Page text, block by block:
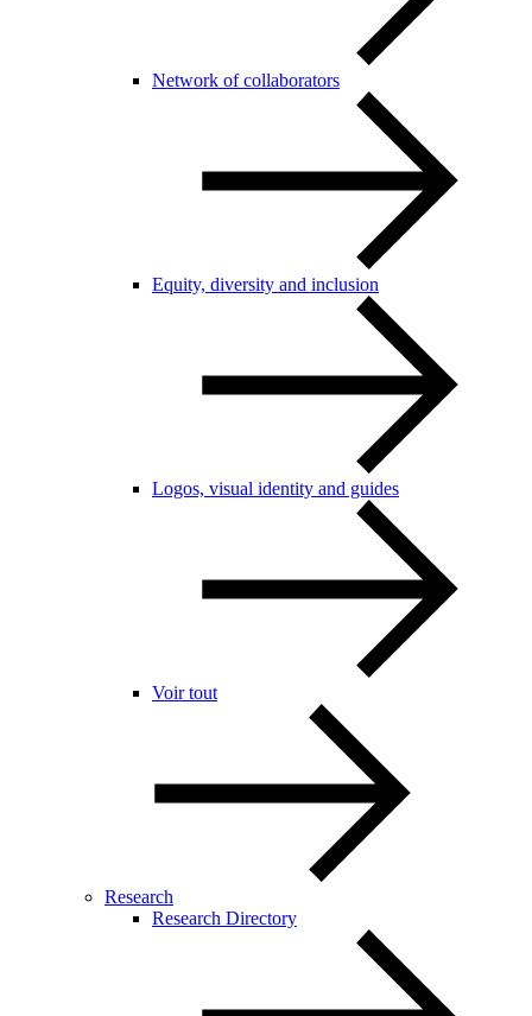
Network of collaborators
Equity, diversity and inclusion
Logos, visual identity and guides
Voir tout
Research
Research Directory